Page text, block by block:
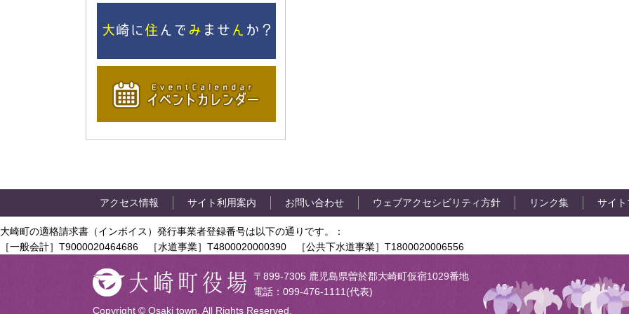
アクセス情報 サイト利用案内 お問い合わせ ウェブアクセシビリティ方針 リンク集 サイ
大崎町の適格請求書（インボイス）発行事業者登録番号は以下の通りです。：
［一般会計］T9000020464686 ［水道事業］T4800020000390 ［公共下水道事業］T1800020006556
〒899-7305 鹿児島県曽於郡大崎町仮宿1029番地
電話：099-476-1111(代表)
Copyright © Osaki town. All Rights Reserved.